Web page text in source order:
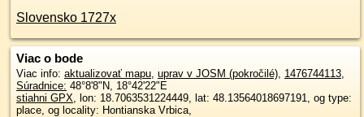
Slovensko 1727x
Viac o bode
Viac info: aktualizovať mapu, uprav v JOSM (pokročilé), 1476744113,
Súradnice: 48°8'8"N, 18°42'22"E
stiahni GPX, lon: 18.7063531224449, lat: 48.13564018697191, og type:
place, og locality: Hontianska Vrbica,